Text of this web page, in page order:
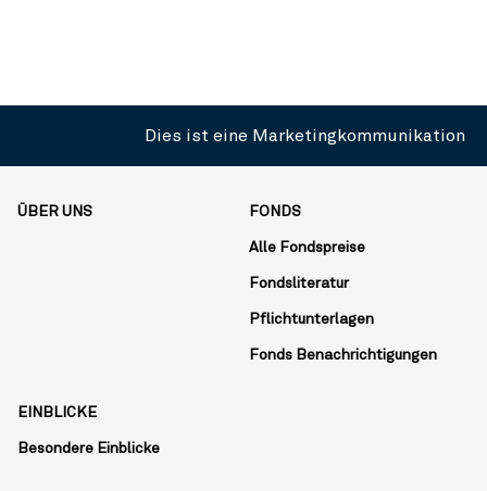
Dies ist eine Marketingkommunikation
ÜBER UNS FONDS
Alle Fondspreise
Fondsliteratur
Pflichtunterlagen
Fonds Benachrichtigungen
EINBLICKE
Besondere Einblicke